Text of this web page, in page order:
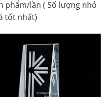
phẩm/lần ( Số lượng nhỏ
tốt nhất)